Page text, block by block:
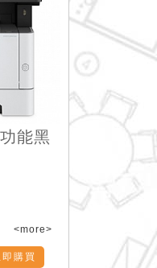
能黑
<more>
即購買